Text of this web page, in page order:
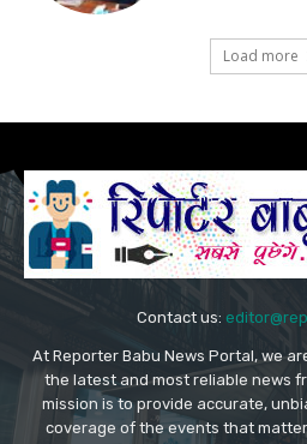
Load more
Contact us:
At Reporter Babu News Portal, we
the latest and most reliable news
mission is to provide accurate,
coverage of the events that matter